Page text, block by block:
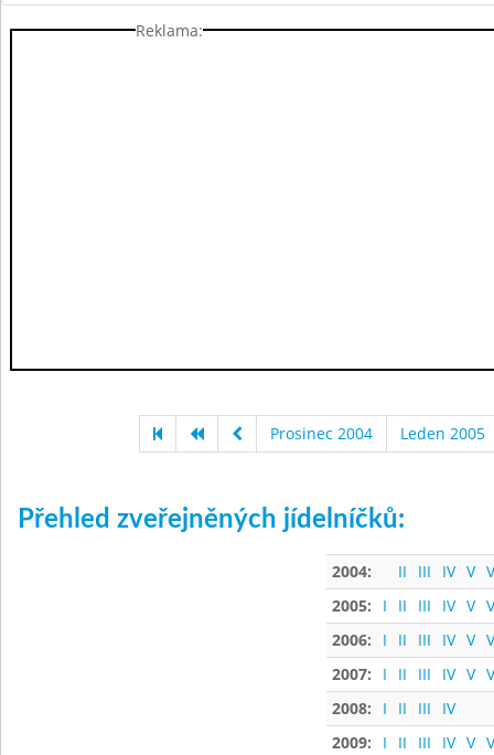
Reklama:
Prosinec 2004 Leden 2005
Přehled zveřejněných jídelníčků:
2004: II III IV V
2005:
I II III IV V
2006:
I II III IV V
2007:
I II III IV V
2008:
I II III
IV
2009:
I II III IV V